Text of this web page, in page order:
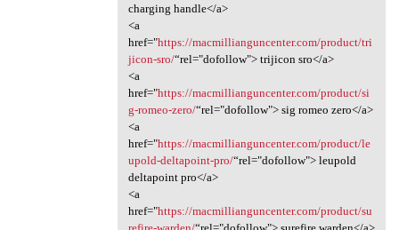
charging handle</a>
<a
href="https://macmillianguncenter.com/product/tri
jicon-sro/“rel="dofollow"> trijicon sro</a>
<a
href="https://macmillianguncenter.com/product/si
g-romeo-zero/“rel="dofollow"> sig romeo zero</a>
<a
href="https://macmillianguncenter.com/product/le
upold-deltapoint-pro/“rel="dofollow"> leupold
deltapoint pro</a>
<a
href="https://macmillianguncenter.com/product/su